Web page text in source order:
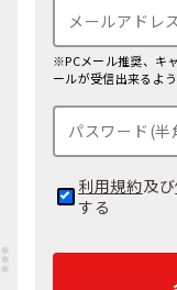
※PCメール推奨、キ
ールが受信出来るよ
利用規約及び
する